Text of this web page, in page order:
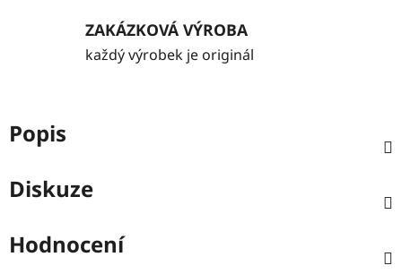
ZAKÁZKOVÁ VÝROBA
každý výrobek je originál
Popis
Diskuze
Hodnocení